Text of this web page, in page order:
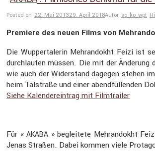
Posted on 22. Mai 201329. April 2018Autor so_ko_wpt
Premiere des neuen Films von
Die Wupper­ta­lerin Mehran­dokht Feizi ist
durch­laufen müssen. Die mit der Änderung
wie auch der Wider­stand dagegen stehen
heim Talstraße und einer abend­fül­lenden
Siehe Kalen­der­ein­trag mit Filmtrailer
Für «AKABA » beglei­tete Mehran­dokht
Jenas Straßen. Dabei kommen viele